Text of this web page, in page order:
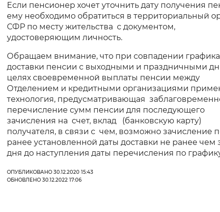
Если пенсионер хочет уточнить дату получения
ему необходимо обратиться в территориальный
СФР по месту жительства с документом,
удостоверяющим личность.
Обращаем внимание, что при совпадении графика
доставки пенсии с выходными и праздничными
целях своевременной выплаты пенсии между
Отделением и кредитными организациями
технология, предусматривающая
перечисление сумм пенсии для последующего
зачисления на счет, вклад (банковскую карту)
получателя, в связи с чем, возможно зачисление
ранее установленной даты доставки не ранее чем
дня до наступления даты перечисления по
ОПУБЛИКОВАНО 30.12.2020 15:43
ОБНОВЛЕНО 30.12.2022 17:06